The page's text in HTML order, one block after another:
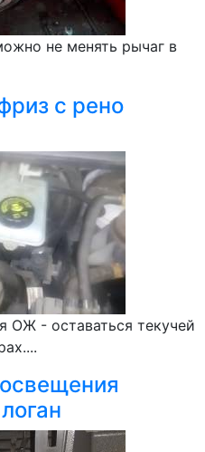
не менять рычаг в
с рено
ОЖ - оставаться текучей